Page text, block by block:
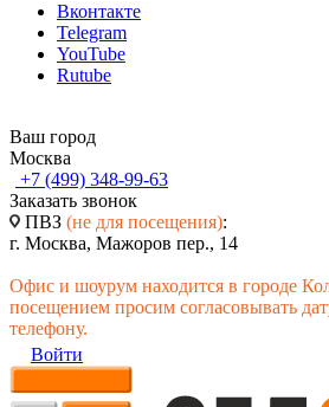
Вконтакте
Telegram
YouTube
Rutube
Ваш город
Москва
+7 (499) 348-99-63
Заказать звонок
ПВЗ (не для посещения):
г. Москва, Мажоров пер., 14
Офис и шоурум находится в городе
посещением просим согласовывать
телефону.
Войти